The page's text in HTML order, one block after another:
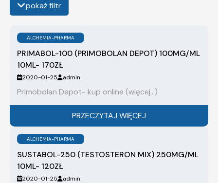
pokaż filtr
ALCHEMIA-PHARMA
PRIMABOL-100 (PRIMOBOLAN DEPOT) 100MG/ML
10ML- 170ZŁ
2020-01-25 admin
Primobolan Depot- kup online (więcej…)
PRZECZYTAJ WIĘCEJ
ALCHEMIA-PHARMA
SUSTABOL-250 (TESTOSTERON MIX) 250MG/ML
10ML- 120ZŁ
2020-01-25 admin